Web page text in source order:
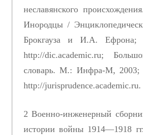
неславянского
Инородцы /
Брокгауза и И.А. Ефрона;
http://dic.academic.ru;
словарь. М.: Инфра-М, 2003;
http://jurisprudence.academic.ru.
2 Военно-инженерный
истории войны 1914—1918